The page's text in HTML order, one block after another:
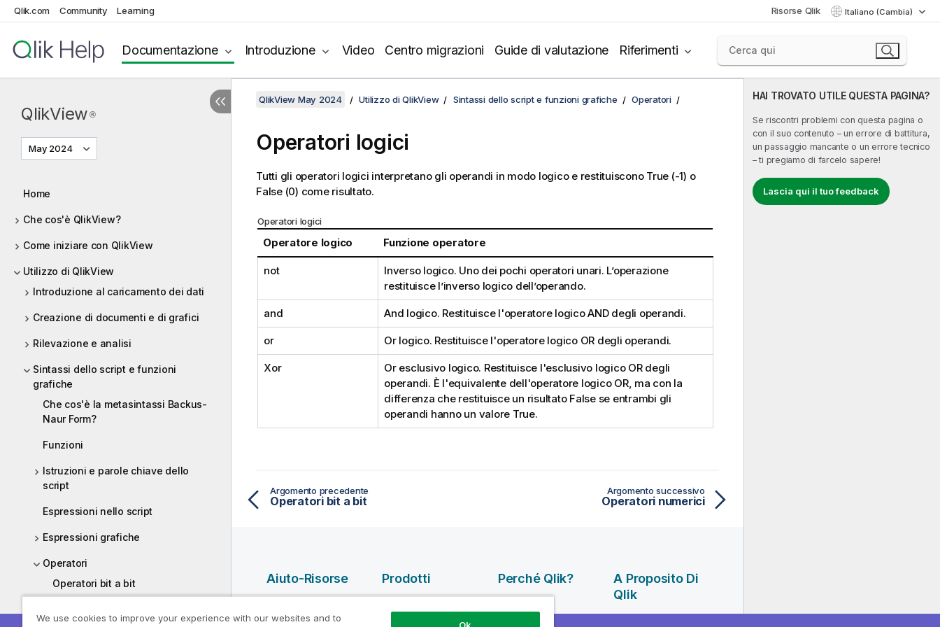
Qlik.com Community Learning Risorse Qlik Italiano (Cambia)
Documentazione Introduzione Video Centro migrazioni Guide di valutazione Riferimenti
QlikView ®
May 2024
Home
Che cos'è QlikView?
Come iniziare con QlikView
Utilizzo di QlikView
Introduzione al caricamento dei dati
Creazione di documenti e di grafici
Rilevazione e analisi
Sintassi dello script e funzioni
grafiche
Che cos'è la metasintassi Backus-
Naur Form?
Funzioni
Istruzioni e parole chiave dello
script
Espressioni nello script
Espressioni grafiche
Operatori
Operatori bit a bit
HAI TROVATO UTILE QUESTA PAGINA?
Se riscontri problemi con questa pagina o
con il suo contenuto – un errore di battitura,
un passaggio mancante o un errore tecnico
– ti pregiamo di farcelo sapere!
Lascia qui il tuo feedback
QlikView May 2024 Utilizzo di QlikView Sintassi dello script e funzioni grafiche Operatori
Operatori logici
Tutti gli operatori logici interpretano gli operandi in modo logico e restituiscono True (-1) o
False(0) come risultato.
Operatori logici
Operatore logico Funzione operatore
not
Inverso logico. Uno dei pochi operatori unari. L’operazione
restituisce l’inverso logico dell’operando.
and And logico. Restituisce l'operatore logico AND degli operandi.
or Or logico. Restituisce l'operatore logico OR degli operandi.
Xor
Or esclusivo logico. Restituisce l'esclusivo logico OR degli
operandi. È l'equivalente dell'operatore logico OR, ma con la
differenza che restituisce un risultato Falsese entrambi gli
operandi hanno un valore True.
Argomento precedente
Operatori bit a bit
Argomento successivo
Operatori numerici
Aiuto-Risorse
di Qlik
Prodotti
QUALITÀ DEI DATI
Perché Qlik?
A Proposito Di
Qlik
We use cookies to improve your experience with our websites and to